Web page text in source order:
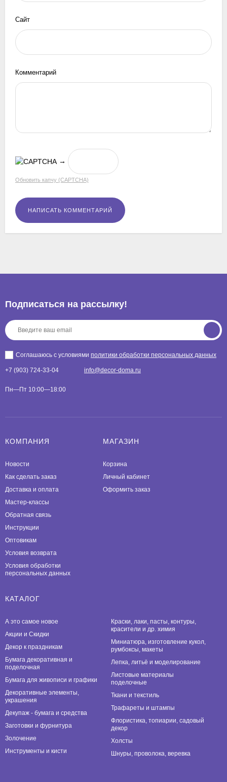
Сайт
Комментарий
→
Обновить капчу (CAPTCHA)
Подписаться на рассылкy!
Соглашаюсь с условиями политики обработки персональных данных
+7 (903) 724-33-04 info@decor-doma.ru
Пн—Пт 10:00—18:00
КОМПАНИЯ
Новости
Как сделать заказ
Доставка и оплата
Мастер-классы
Обратная связь
Инструкции
Оптовикам
Условия возврата
Условия обработки
персональных данных
МАГАЗИН
Корзина
Личный кабинет
Оформить заказ
КАТАЛОГ
А это самое новое
Акции и Скидки
Декор к праздникам
Бумага декоративная и
поделочная
Бумага для живописи и графики
Декоративные элементы,
украшения
Декупаж - бумага и средства
Заготовки и фурнитура
Золочение
Инструменты и кисти
Краски, лаки, пасты, контуры,
красители и др. химия
Миниатюра, изготовление кукол,
румбоксы, макеты
Лепка, литьё и моделирование
Листовые материалы
поделочные
Ткани и текстиль
Трафареты и штампы
Флористика, топиарии, садовый
декор
Холсты
Шнуры, проволока, веревка